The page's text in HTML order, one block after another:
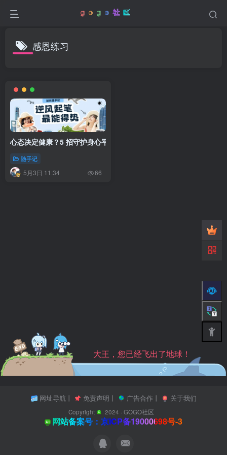
感恩练习
心态决定健康？5 招守护身心平衡之道
随手记
5月3日 11:34 66
大王，您已经飞出了地球！
网址导航 丨 免责声明 丨 广告合作丨 关于我们
Copyright 2024 ·GOGO社区
网站备案号：京ICP备19000698号-3